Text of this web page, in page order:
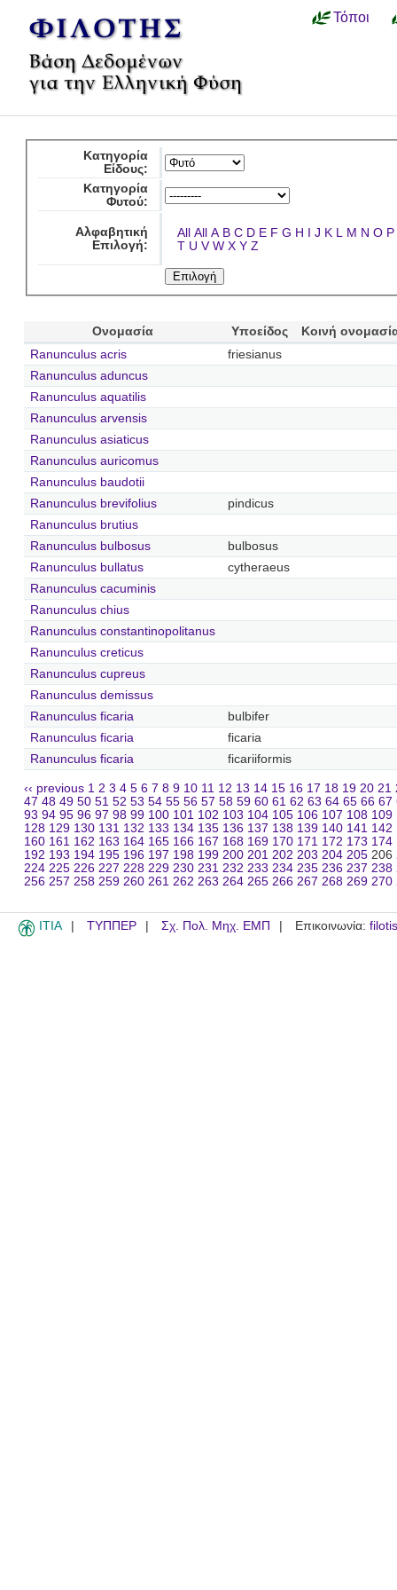
Τόποι
Κατηγορία
Είδους:
Κατηγορία
Φυτού:
Αλφαβητική
Επιλογή:
All All A B C D E F G H I J K L M N O P
T U V W X Y Z
Ονομασία Υποείδος
Κοινή
Ranunculus acris
friesianus
Ranunculus aduncus
Ranunculus aquatilis
Ranunculus arvensis
Ranunculus asiaticus
Ranunculus auricomus
Ranunculus baudotii
Ranunculus brevifolius
pindicus
Ranunculus brutius
Ranunculus bulbosus
bulbosus
Ranunculus bullatus
cytheraeus
Ranunculus cacuminis
Ranunculus chius
Ranunculus constantinopolitanus
Ranunculus creticus
Ranunculus cupreus
Ranunculus demissus
Ranunculus ficaria
bulbifer
Ranunculus ficaria
ficaria
Ranunculus ficaria
ficariiformis
‹‹ previous 1 2 3 4 5 6 7 8 9 10 11 12 13 14 15 16 17 18 19 20 21
47 48 49 50 51 52 53 54 55 56 57 58 59 60 61 62 63 64 65 66 67
93 94 95 96 97 98 99 100 101 102 103 104 105 106 107 108 109
128 129 130 131 132 133 134 135 136 137 138 139 140 141 142
160 161 162 163 164 165 166 167 168 169 170 171 172 173 174
192 193 194 195 196 197 198 199 200 201 202 203 204 205 206
224 225 226 227 228 229 230 231 232 233 234 235 236 237 238
256 257 258 259 260 261 262 263 264 265 266 267 268 269 270
ITIA ΤΥΠΠΕΡ Σχ. Πολ. Μηχ. ΕΜΠ Επικοινωνία: